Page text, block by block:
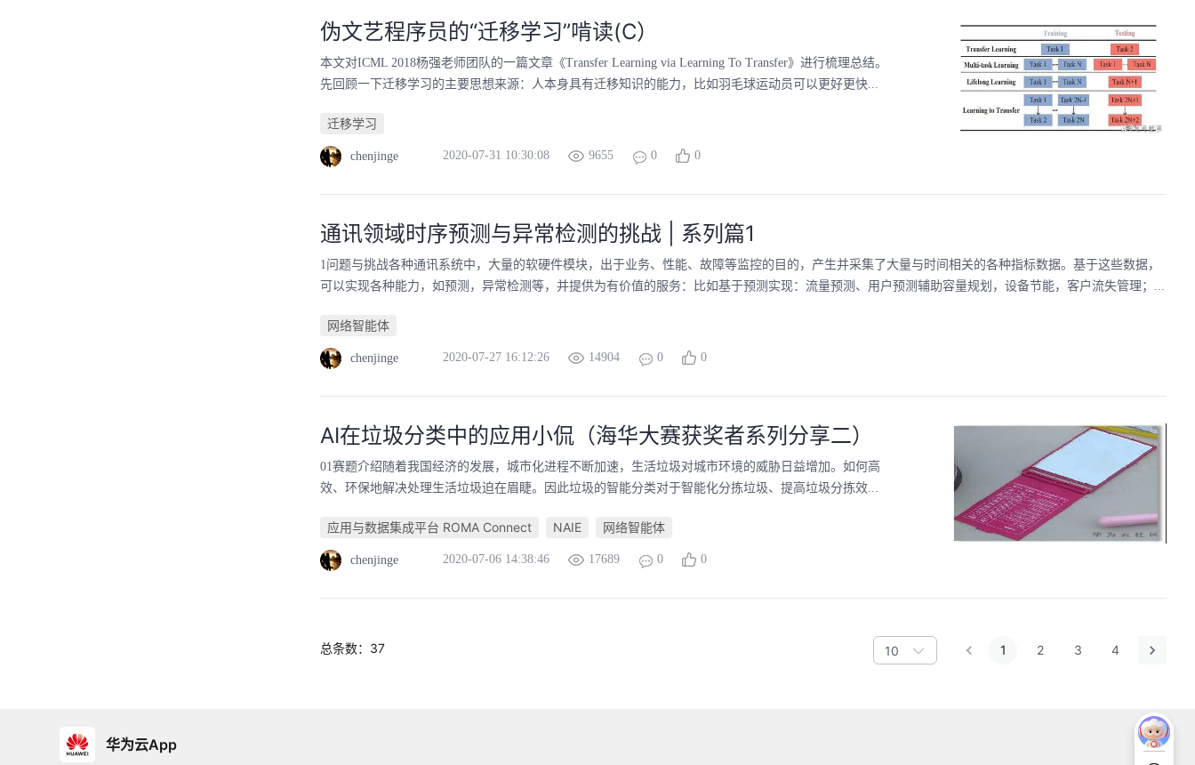
伪文艺程序员的“迁移学习”啃读(C）
本文对ICML 2018杨强老师团队的一篇文章《Transfer Learning via Learning To Transfer》进行梳理总结。
先回顾一下迁移学习的主要思想来源：人本身具有迁移知识的能力，比如羽毛球运动员可以更好更快...
迁移学习
chenjinge 2020-07-31 10:30:08 9655 0 0
通讯领域时序预测与异常检测的挑战 | 系列篇1
1问题与挑战各种通讯系统中，大量的软硬件模块，出于业务、性能、故障等监控的目的，产生并采集了大量与时间相关的各种指标数据。基于这些数据，
可以实现各种能力，如预测，异常检测等，并提供为有价值的服务：比如基于预测实现：流量预测、用户预测辅助容量规划，设备节能，客户流失管理；...
网络智能体
chenjinge 2020-07-27 16:12:26 14904 0 0
AI在垃圾分类中的应用小侃（海华大赛获奖者系列分享二）
01赛题介绍随着我国经济的发展，城市化进程不断加速，生活垃圾对城市环境的威胁日益增加。如何高
效、环保地解决处理生活垃圾迫在眉睫。因此垃圾的智能分类对于智能化分拣垃圾、提高垃圾分拣效...
应用与数据集成平台 ROMA Connect NAIE 网络智能体
chenjinge 2020-07-06 14:38:46 17689 0 0
总条数：37 10 1 2 3 4
华为云App